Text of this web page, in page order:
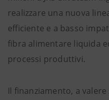
realizzare una nuova
efficiente e a basso
fibra alimentare liquida
processi produttivi.
Il finanziamento, a